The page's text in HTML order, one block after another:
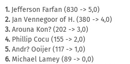
1.Jefferson Farfan (830 -> 5,0)
2.Jan Vennegoor of H. (380 -> 4,0)
3.Arouna Kon? (202 -> 3,0)
4.Phillip Cocu (155 -> 2,0)
5.Andr? Ooijer (117 -> 1,0)
6.Michael Lamey (89 -> 0,0)